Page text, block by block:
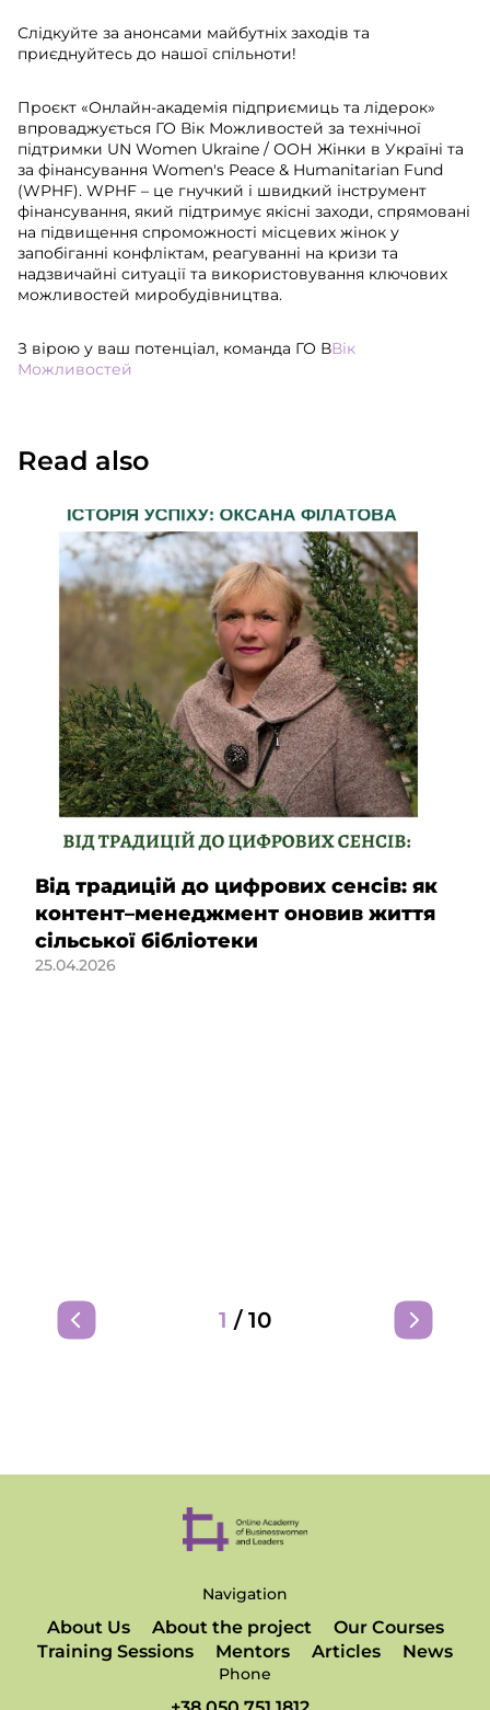
Слідкуйте за анонсами майбутніх заходів та
приєднуйтесь до нашої спільноти!
Проєкт «Онлайн-академія підприємиць та лідерок»
впроваджується ГО Вік Можливостей за технічної
підтримки UN Women Ukraine / ООН Жінки в Україні та
за фінансування Women's Peace & Humanitarian Fund
(WPHF). WPHF – це гнучкий і швидкий інструмент
фінансування, який підтримує якісні заходи, спрямовані
на підвищення спроможності місцевих жінок у
запобіганні конфліктам, реагуванні на кризи та
надзвичайні ситуації та використовування ключових
можливостей миробудівництва.
З вірою у ваш потенціал, команда ГО ВВік
Можливостей
Read also
Від традицій до цифрових сенсів: як
контент–менеджмент оновив життя
сільської бібліотеки
25.04.2026
1 / 10
Navigation
About Us About the project
Our Courses
Training Sessions
Mentors Articles News
Phone